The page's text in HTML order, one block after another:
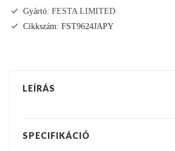
Gyártó: FESTA LIMITED
Cikkszám: FST9624JAPY
LEÍRÁS
SPECIFIKÁCIÓ